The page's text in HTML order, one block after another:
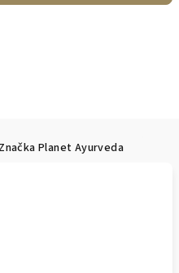
Značka Planet Ayurveda